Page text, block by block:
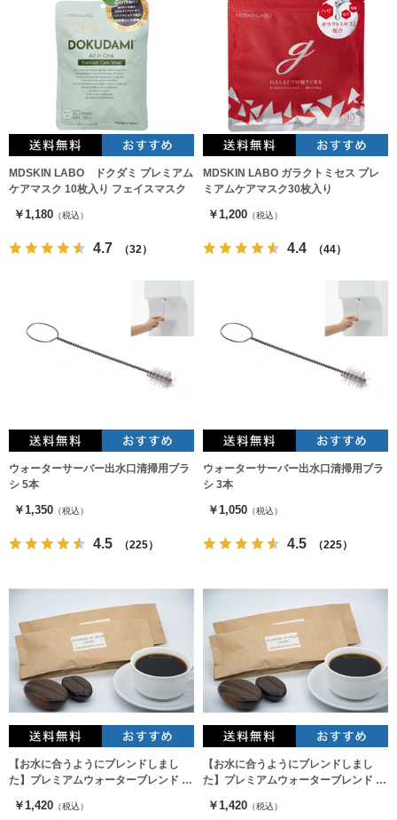
MDSKIN LABO ドクダミ プレミアム
ケアマスク 10枚入り フェイスマスク
￥1,180 （税込）
4.7 （32）
MDSKIN LABO ガラクトミセス プレ
ミアムケアマスク30枚入り
￥1,200 （税込）
4.4 （44）
ウォーターサーバー出水口清掃用ブラ
シ 5本
￥1,350 （税込）
4.5 （225）
ウォーターサーバー出水口清掃用ブラ
シ 3本
￥1,050 （税込）
4.5 （225）
【お水に合うようにブレンドしまし
た】プレミアムウォーターブレンド ～
￥1,420 （税込）
【お水に合うようにブレンドしまし
た】プレミアムウォーターブレンド ～
￥1,420 （税込）